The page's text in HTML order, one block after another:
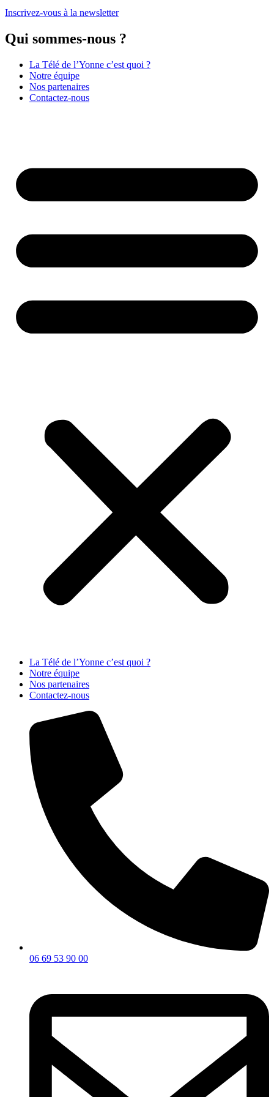
Inscrivez-vous à la newsletter
Qui sommes-nous ?
La Télé de l’Yonne c’est quoi ?
Notre équipe
Nos partenaires
Contactez-nous
La Télé de l’Yonne c’est quoi ?
Notre équipe
Nos partenaires
Contactez-nous
06 69 53 90 00